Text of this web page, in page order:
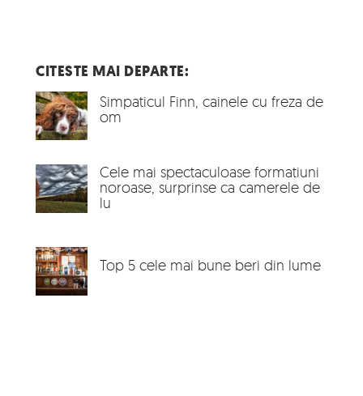
CITESTE MAI DEPARTE:
Simpaticul Finn, cainele cu freza de
om
Cele mai spectaculoase formatiuni
noroase, surprinse ca camerele de
lu
Top 5 cele mai bune beri din lume